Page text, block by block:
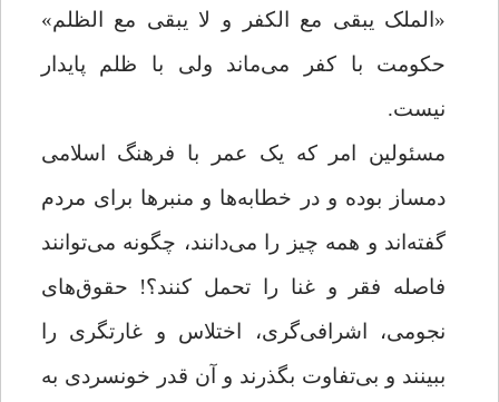
«الملک یبقی مع الکفر و لا یبقی مع الظلم»
حکومت با کفر می‌ماند ولی با ظلم پایدار
نیست.
مسئولین امر که یک عمر با فرهنگ اسلامی
دمساز بوده و در خطابه‌ها و منبرها برای مردم
گفته‌اند و همه چیز را می‌دانند،‌ چگونه می‌توانند
فاصله فقر و غنا را تحمل کنند؟! حقوق‌های
نجومی، اشرافی‌گری، اختلاس و غارتگری را
ببینند و بی‌تفاوت بگذرند و آن قدر خونسردی به